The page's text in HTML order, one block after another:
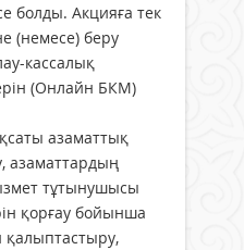
болды. Акцияға тек
(немесе) беру
кассалық
(Онлайн БКМ)
азаматтық
азаматтардың
тұтынушысы
қорғау бойынша
қалыптастыру,